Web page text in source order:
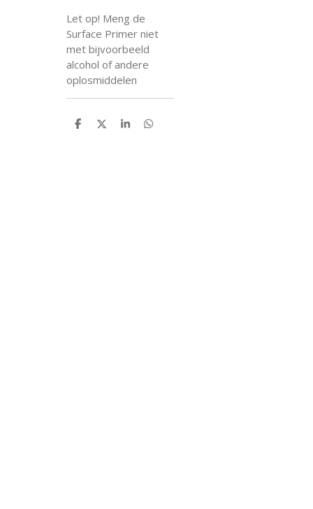
Let op! Meng de
Surface Primer niet
met bijvoorbeeld
alcohol of andere
oplosmiddelen
D
D
S
D